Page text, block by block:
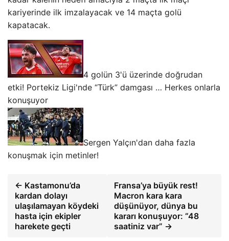
kariyerinde ilk imzalayacak ve 14 maçta golü
kapatacak.
4 golün 3'ü üzerinde doğrudan
etki! Portekiz Ligi'nde “Türk” damgası … Herkes onlarla
konuşuyor
Sergen Yalçın'dan daha fazla
konuşmak için metinler!
← Kastamonu’da
kardan dolayı
ulaşılamayan köydeki
hasta için ekipler
harekete geçti
Fransa’ya büyük rest!
Macron kara kara
düşünüyor, dünya bu
kararı konuşuyor: “48
saatiniz var” →